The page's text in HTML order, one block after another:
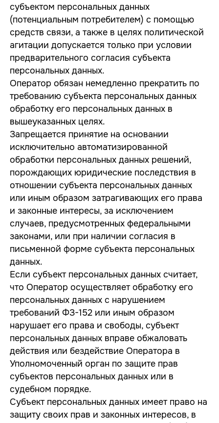
субъектом персональных данных
(потенциальным потребителем) с помощью
средств связи, а также в целях политической
агитации допускается только при условии
предварительного согласия субъекта
персональных данных.
Оператор обязан немедленно прекратить по
требованию субъекта персональных данных
обработку его персональных данных в
вышеуказанных целях.
Запрещается принятие на основании
исключительно автоматизированной
обработки персональных данных решений,
порождающих юридические последствия в
отношении субъекта персональных данных
или иным образом затрагивающих его права
и законные интересы, за исключением
случаев, предусмотренных федеральными
законами, или при наличии согласия в
письменной форме субъекта персональных
данных.
Если субъект персональных данных считает,
что Оператор осуществляет обработку его
персональных данных с нарушением
требований ФЗ-152 или иным образом
нарушает его права и свободы, субъект
персональных данных вправе обжаловать
действия или бездействие Оператора в
Уполномоченный орган по защите прав
субъектов персональных данных или в
судебном порядке.
Субъект персональных данных имеет право на
защиту своих прав и законных интересов, в